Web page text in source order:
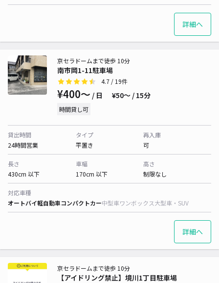
詳細へ
南市岡1-11駐車場
京セラドームまで徒歩 10分
4.7 / 19件
¥400〜 / 日 ¥50〜 / 15分
時間貸し可
貸出時間
24時間営業
タイプ
平置き
再入庫
可
長さ
430cm 以下
車幅
170cm 以下
高さ
制限なし
対応車種
オートバイ軽自動車コンパクトカー中型車ワンボックス大型車・SUV
詳細へ
【アイドリング禁止】境川1丁目駐車場
京セラドームまで徒歩 10分